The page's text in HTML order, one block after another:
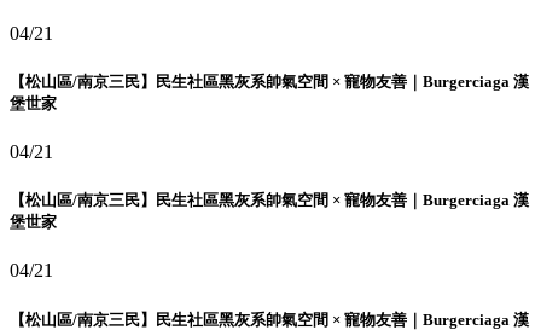
04/21
【松山區/南京三民】民生社區黑灰系帥氣空間 × 寵物友善｜Burgerciaga 漢
堡世家
04/21
【松山區/南京三民】民生社區黑灰系帥氣空間 × 寵物友善｜Burgerciaga 漢
堡世家
04/21
【松山區/南京三民】民生社區黑灰系帥氣空間 × 寵物友善｜Burgerciaga 漢